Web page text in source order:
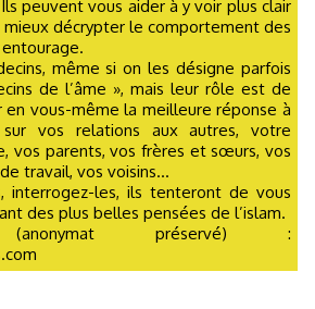
peuvent vous aider à y voir plus clair
décrypter le comportement des
même si on les désigne parfois
de l’âme », mais leur rôle est de
vous-même la meilleure réponse à
vos relations aux autres, votre
vos parents, vos frères et sœurs, vos
travail, vos voisins...
interrogez-les, ils tenteront de vous
des plus belles pensées de l’islam.
(anonymat préservé) :